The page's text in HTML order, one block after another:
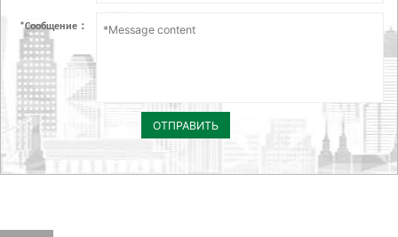
*Сообщение：
ОТПРАВИТЬ